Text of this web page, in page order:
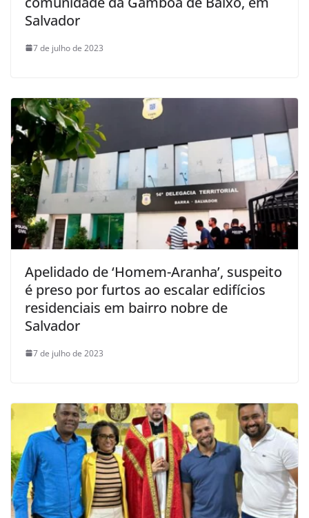
Salvador
7 de julho de 2023
Apelidado de ‘Homem-Aranha’, suspeito
é preso por furtos ao escalar edifícios
residenciais em bairro nobre de
Salvador
7 de julho de 2023